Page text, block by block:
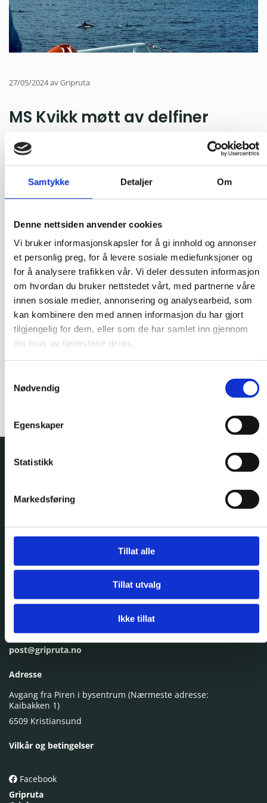
Samtykke Detaljer Om
Denne nettsiden anvender cookies
Vi bruker informasjonskapsler for å gi innhold og annonser
et personlig preg, for å levere sosiale mediefunksjoner og
for å analysere trafikken vår. Vi deler dessuten informasjon
om hvordan du bruker nettstedet vårt, med partnerne våre
innen sosiale medier, annonsering og analysearbeid, som
kan kombinere den med annen informasjon du har gjort
tilgjengelig for dem, eller som de har samlet inn gjennom
din bruk av tjenestene deres.
Nødvendig
Egenskaper
Statistikk
Markedsføring
Tillat alle
Tillat utvalg
Ikke tillat
27/05/2024av Gripruta
MS Kvikk møtt av delfiner
På vei til Grip i dag passerte MS Kvikk en stor flokk springere
Passasjerer og mannskap fikk i dag et minneverdig møte
med en flokk på kanskje 150 springere. Sannsynligvis var det
Kvitskjeving.
enn hannene. De kan bli opptil 30 år gamle og lever av fisk,
men også blekksprut. Arten er fredet.
Været var også fantastisk! Se bilder nedenfor.
0
Gripruta - Kristiansund kommunale Sundbåtvesen KF
928 51 744
post@gripruta.no
Adresse
Avgang fra Piren i bysentrum (Nærmeste adresse:
Kaibakken 1)
6509 Kristiansund
Vilkår og betingelser
 Facebook
Gripruta